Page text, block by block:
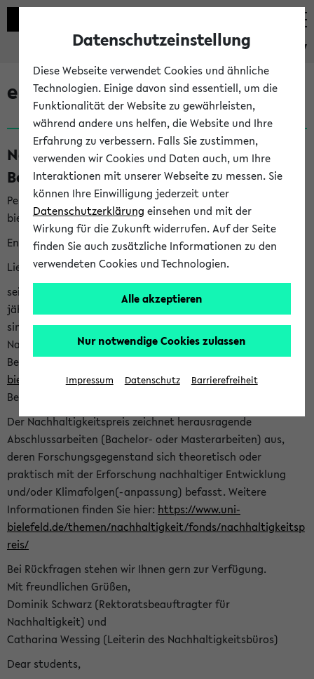
eKVV
eKVV News
Nachhaltigkeitspreis 2026:
Bewerbungsphase gestartet (06.08.26)
Per E-Mail eingestellt von nachhaltigkeitsbuero@uni-
bielefeld.de an den Verteiler 'Alle Studierenden':
English version below
Liebe Studierende,
seit 2023 verleiht das Rektorat der Universität Bielefeld
jährlich den Nachhaltigkeitspreis für Abschlussarbeiten. Sie
sind herzlich eingeladen sich mit Ihrer Abschlussarbeit beim
Nachhaltigkeitsbüro zu bewerben. Bitte nutzen Sie für Ihre
Bewerbung dieses Formular<https://formulare.uni-
bielefeld.de/frontend-server/form/provide/913/>. Die
Bewerbungsfrist endet am 30.09.2026.
Der Nachhaltigkeitspreis zeichnet herausragende
Abschlussarbeiten (Bachelor- oder Masterarbeiten) aus,
deren Forschungsgegenstand sich theoretisch oder
praktisch mit der Erforschung nachhaltiger Entwicklung
und/oder Klimafolgen(-anpassung) befasst. Weitere
Informationen finden Sie hier: https://www.uni-
bielefeld.de/themen/nachhaltigkeit/fonds/nachhaltigkeitsp
reis/
Bei Rückfragen stehen wir Ihnen gern zur Verfügung.
Mit freundlichen Grüßen,
Dominik Schwarz (Rektoratsbeauftragter für
Nachhaltigkeit) und
Catharina Wessing (Leiterin des Nachhaltigkeitsbüros)
Dear students,
Datenschutzeinstellung
Diese Webseite verwendet Cookies und ähnliche
Technologien. Einige davon sind essentiell, um die
Funktionalität der Website zu gewährleisten,
während andere uns helfen, die Website und Ihre
Erfahrung zu verbessern. Falls Sie zustimmen,
verwenden wir Cookies und Daten auch, um Ihre
Interaktionen mit unserer Webseite zu messen. Sie
können Ihre Einwilligung jederzeit unter
Datenschutzerklärung einsehen und mit der
Wirkung für die Zukunft widerrufen. Auf der Seite
finden Sie auch zusätzliche Informationen zu den
verwendeten Cookies und Technologien.
Alle akzeptieren
Nur notwendige Cookies zulassen
Impressum Datenschutz Barrierefreiheit